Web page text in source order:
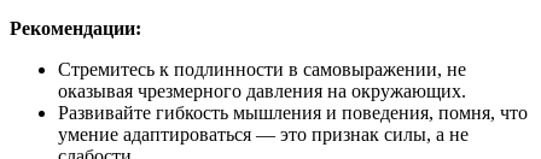
Рекомендации:
Стремитесь к подлинности в самовыражении, не
оказывая чрезмерного давления на окружающих.
Развивайте гибкость мышления и поведения, помня, что
умение адаптироваться — это признак силы, а не